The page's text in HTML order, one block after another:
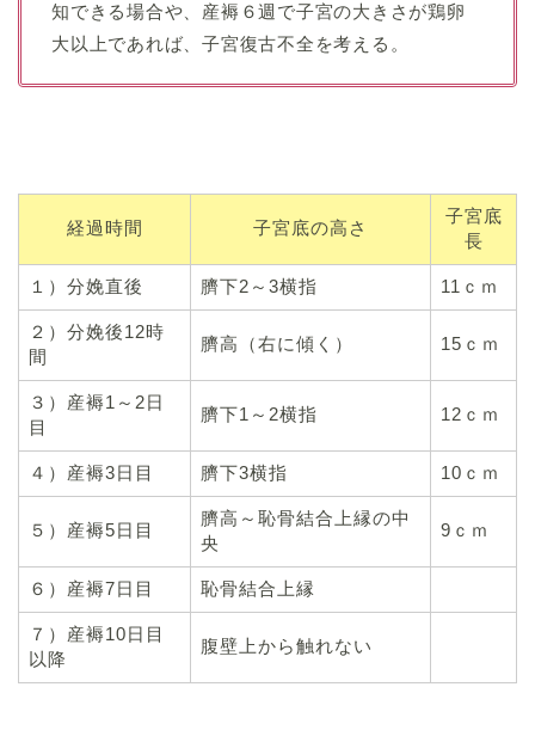
知できる場合や、産褥６週で子宮の大きさが鶏卵
大以上であれば、子宮復古不全を考える。
経過時間 子宮底の高さ
子宮底
長
１）分娩直後 臍下2～3横指 11ｃｍ
２）分娩後12時
間
臍高（右に傾く） 15ｃｍ
３）産褥1～2日
目
臍下1～2横指 12ｃｍ
４）産褥3日目 臍下3横指 10ｃｍ
５）産褥5日目
臍高～恥骨結合上縁の中
央
9ｃｍ
６）産褥7日目 恥骨結合上縁
７）産褥10日目
以降
腹壁上から触れない